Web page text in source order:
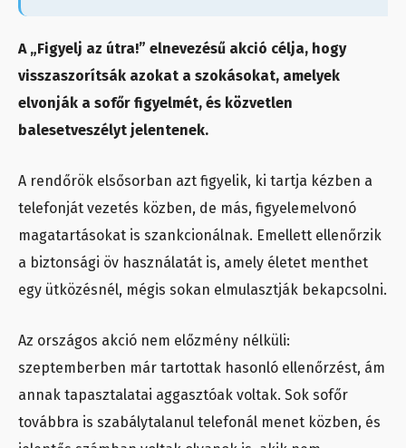
A „Figyelj az útra!” elnevezésű akció célja, hogy
visszaszorítsák azokat a szokásokat, amelyek
elvonják a sofőr figyelmét, és közvetlen
balesetveszélyt jelentenek.
A rendőrök elsősorban azt figyelik, ki tartja kézben a
telefonját vezetés közben, de más, figyelemelvonó
magatartásokat is szankcionálnak. Emellett ellenőrzik
a biztonsági öv használatát is, amely életet menthet
egy ütközésnél, mégis sokan elmulasztják bekapcsolni.
Az országos akció nem előzmény nélküli:
szeptemberben már tartottak hasonló ellenőrzést, ám
annak tapasztalatai aggasztóak voltak. Sok sofőr
továbbra is szabálytalanul telefonál menet közben, és